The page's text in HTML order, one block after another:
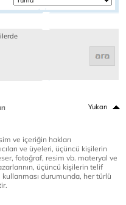
Yukarı
ve içeriğin hakları
ve üyeleri, üçüncü kişilerin
fotoğraf, resim vb. materyal ve
üçüncü kişilerin telif
kullanması durumunda, her türlü